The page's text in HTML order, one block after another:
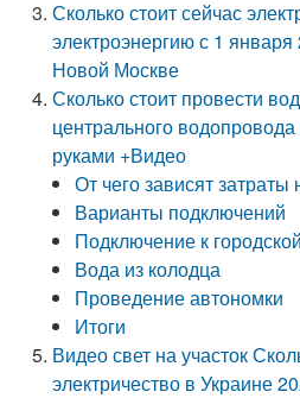
Сколько стоит сейчас
электроэнергию с 1
Новой Москве
Сколько стоит провести
центрального
руками +Видео
От чего зависят затраты
Варианты подключений
Подключение к
Вода из колодца
Проведение автономки
Итоги
Видео свет на участок
электричество в Украине